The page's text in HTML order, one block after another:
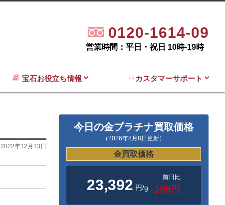
0120-1614-09
営業時間：平日・祝日 10時-19時
宝石お役立ち情報 カスタマーサポート
2022年12月13日
今日の金プラチナ買取価格
（2026年8月8日更新）
金買取価格
23,392 円/g
前日比
-198円